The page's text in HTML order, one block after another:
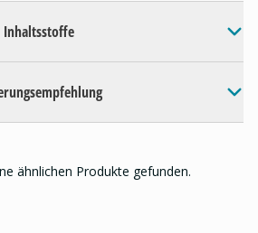
Inhaltsstoffe
ähnlichen Produkte gefunden.